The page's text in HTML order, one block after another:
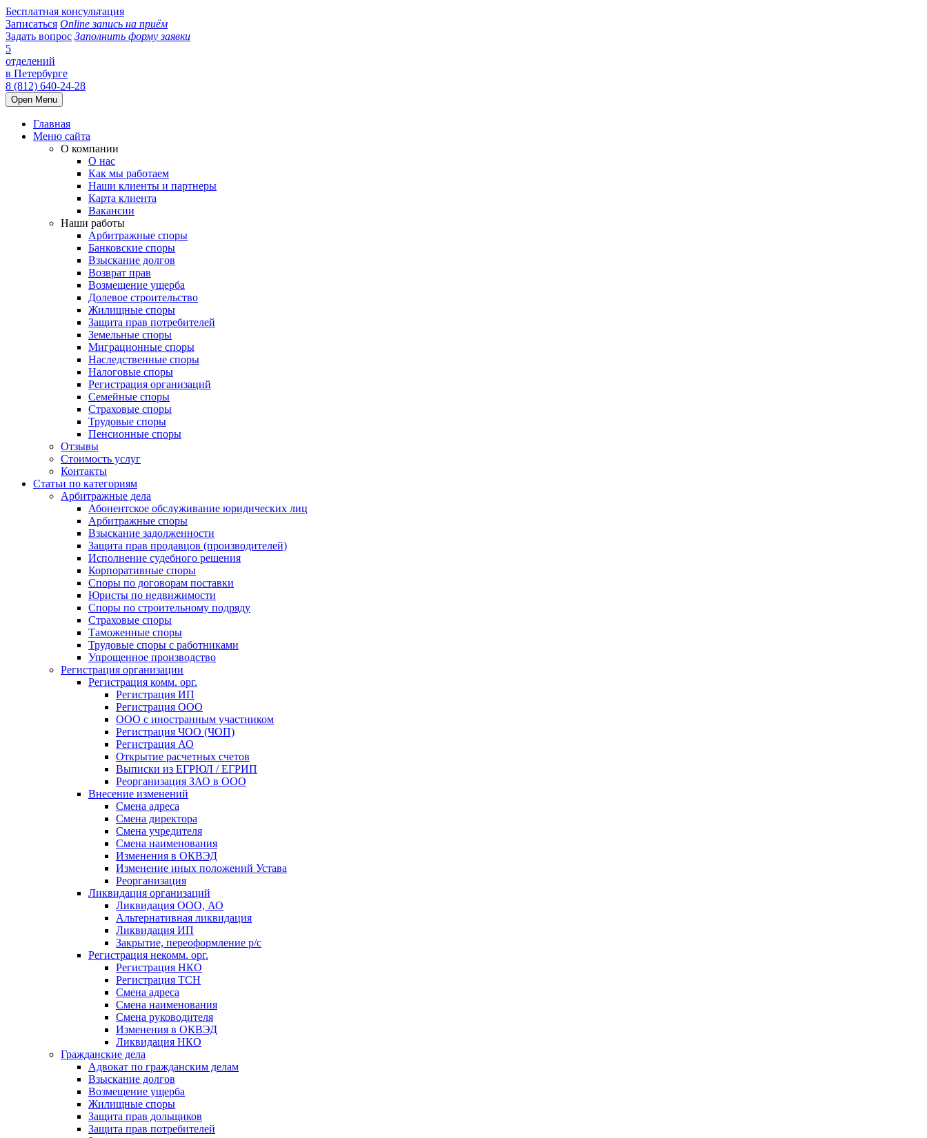
Бесплатная консультация
Записаться Online запись на приём
Задать вопрос Заполнить форму заявки
5
отделений
в Петербурге
8 (812) 640-24-28
Open Menu
Главная
Меню сайта
О компании
О нас
Как мы работаем
Наши клиенты и партнеры
Карта клиента
Вакансии
Наши работы
Арбитражные споры
Банковские споры
Взыскание долгов
Возврат прав
Возмещение ущерба
Долевое строительство
Жилищные споры
Защита прав потребителей
Земельные споры
Миграционные споры
Наследственные споры
Налоговые споры
Регистрация организаций
Семейные споры
Страховые споры
Трудовые споры
Пенсионные споры
Отзывы
Стоимость услуг
Контакты
Статьи по категориям
Арбитражные дела
Абонентское обслуживание юридических лиц
Арбитражные споры
Взыскание задолженности
Защита прав продавцов (производителей)
Исполнение судебного решения
Корпоративные споры
Споры по договорам поставки
Юристы по недвижимости
Споры по строительному подряду
Страховые споры
Таможенные споры
Трудовые споры с работниками
Упрощенное производство
Регистрация организации
Регистрация комм. орг.
Регистрация ИП
Регистрация ООО
ООО с иностранным участником
Регистрация ЧОО (ЧОП)
Регистрация АО
Открытие расчетных счетов
Выписки из ЕГРЮЛ / ЕГРИП
Реорганизация ЗАО в ООО
Внесение изменений
Смена адреса
Смена директора
Cмена учредителя
Смена наименования
Изменения в ОКВЭД
Изменение иных положений Устава
Реорганизация
Ликвидация организаций
Ликвидация ООО, АО
Альтернативная ликвидация
Ликвидация ИП
Закрытие, переоформление р/с
Регистрация некомм. орг.
Регистрация НКО
Регистрация ТСН
Смена адреса
Смена наименования
Смена руководителя
Изменения в ОКВЭД
Ликвидация НКО
Гражданские дела
Адвокат по гражданским делам
Взыскание долгов
Возмещение ущерба
Жилищные споры
Защита прав дольщиков
Защита прав потребителей